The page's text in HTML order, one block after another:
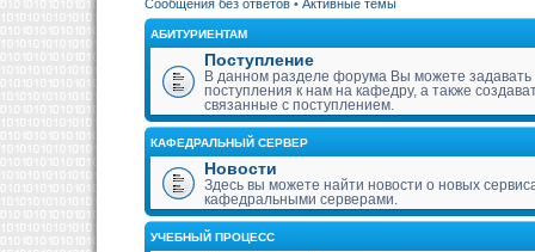
Сообщения без ответов • Активные темы
АБИТУРИЕНТАМ
Поступление
В данном разделе форума Вы можете
поступления к нам на кафедру, а также
связанные с поступлением.
КАФЕДРАЛЬНЫЙ СЕРВЕР
Новости
Здесь вы можете найти новости о новых
кафедральными серверами.
УЧЕБНЫЙ ПРОЦЕСС